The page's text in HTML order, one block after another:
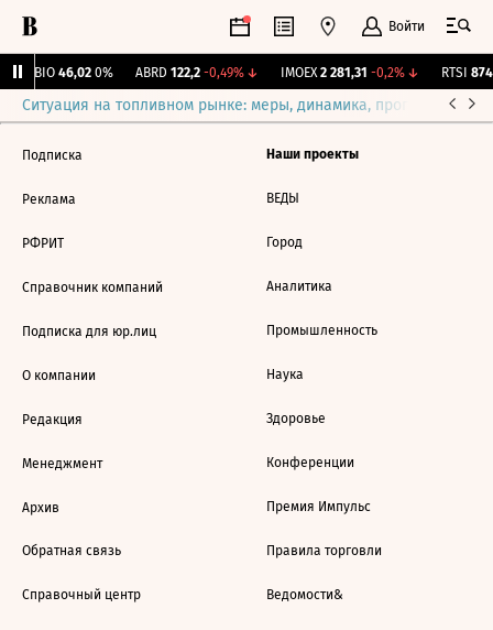
Войти
ABIO 46,02 0% ABRD 122,2 -0,49%↓ IMOEX 2 281,31 -0,2%↓ RTSI
Ситуация на топливном рынке: меры, динамика, прогнозы
Подписка
Реклама
РФРИТ
Справочник компаний
Подписка для юр.лиц
О компании
Редакция
Менеджмент
Архив
Обратная связь
Справочный центр
Наши проекты
ВЕДЫ
Город
Аналитика
Промышленность
Наука
Здоровье
Конференции
Премия Импульс
Правила торговли
Ведомости&